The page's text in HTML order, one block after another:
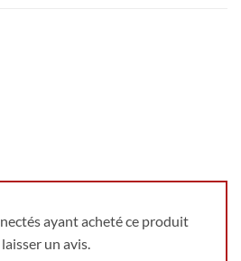
ayant acheté ce produit
un avis.